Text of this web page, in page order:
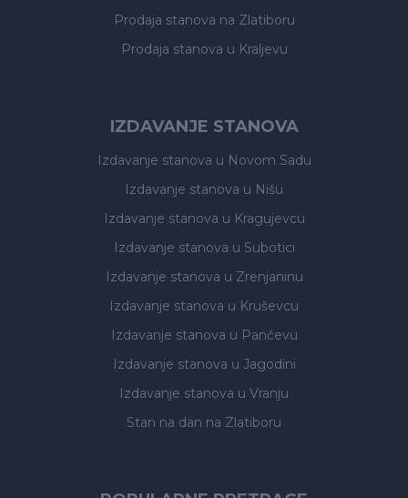
Prodaja stanova na Zlatiboru
Prodaja stanova u Kraljevu
IZDAVANJE STANOVA
Izdavanje stanova u Novom Sadu
Izdavanje stanova u Nišu
Izdavanje stanova u Kragujevcu
Izdavanje stanova u Subotici
Izdavanje stanova u Zrenjaninu
Izdavanje stanova u Kruševcu
Izdavanje stanova u Pančevu
Izdavanje stanova u Jagodini
Izdavanje stanova u Vranju
Stan na dan na Zlatiboru